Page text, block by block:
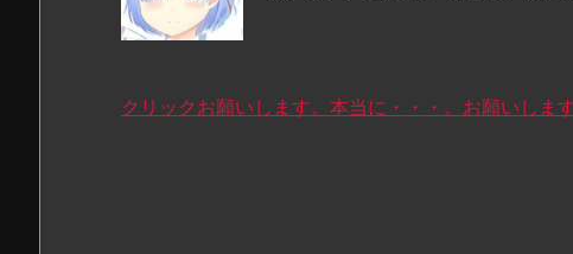
クリックお願いします。本当に・・・。お願いします